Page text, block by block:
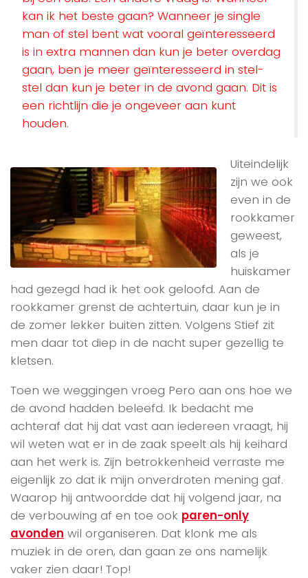
kan ik het beste gaan? Wanneer je single
man of stel bent wat vooral geïnteresseerd
is in extra mannen dan kun je beter overdag
gaan, ben je meer geïnteresseerd in stel-
stel dan kun je beter in de avond gaan. Dit is
een richtlijn die je ongeveer aan kunt
houden.
Uiteindelijk
zijn we ook
even in de
rookkamer
geweest,
als je
huiskamer
had gezegd had ik het ook geloofd. Aan de
rookkamer grenst de achtertuin, daar kun je in
de zomer lekker buiten zitten. Volgens Stief zit
men daar tot diep in de nacht super gezellig te
kletsen.
Toen we weggingen vroeg Pero aan ons hoe we
de avond hadden beleefd. Ik bedacht me
achteraf dat hij dat vast aan iedereen vraagt, hij
wil weten wat er in de zaak speelt als hij keihard
aan het werk is. Zijn betrokkenheid verraste me
eigenlijk zo dat ik mijn onverdroten mening gaf.
Waarop hij antwoordde dat hij volgend jaar, na
de verbouwing af en toe ook paren-only
avonden wil organiseren. Dat klonk me als
muziek in de oren, dan gaan ze ons namelijk
vaker zien daar! Top!